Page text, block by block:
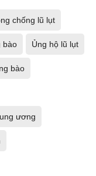
chống lũ lụt
bào Ủng hộ lũ lụt
bào
ương